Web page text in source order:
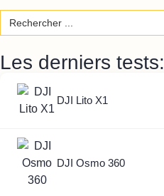
Search
for:
Les derniers tests:
DJI Lito X1
DJI Osmo 360